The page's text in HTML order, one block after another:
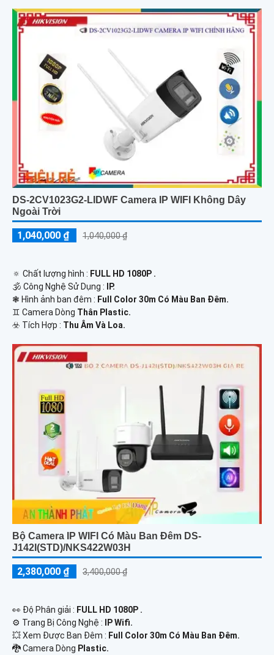
DS-2CV1023G2-LIDWF Camera IP WIFI Không Dây
Ngoài Trời
1,040,000 ₫ 1,040,000 ₫
🔅 Chất lượng hình : FULL HD 1080P .
🕉️ Công Nghệ Sử Dụng :
IP.
❃ Hình ảnh ban đêm : Full Color 30m Có Màu Ban Ðêm.
♊ Camera Dòng Thân Plastic.
️☣️ Tích Hợp : Thu Âm Và Loa.
Bộ Camera IP WIFI Có Màu Ban Đêm DS-
J142I(STD)/NKS422W03H
2,380,000 ₫ 3,400,000 ₫
️👀 Độ Phân giải : FULL HD 1080P .
⚙ Trang Bị Công Nghệ :
IP Wifi.
💥 Xem Được Ban Đêm : Full Color 30m Có Màu Ban Ðêm.
🐉️ Camera Dòng Plastic.